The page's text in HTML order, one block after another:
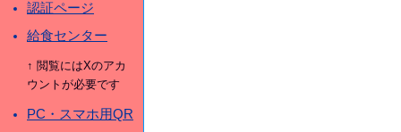
認証ページ
給食センター
↑ 閲覧にはXのアカ
ウントが必要です
PC・スマホ用QR